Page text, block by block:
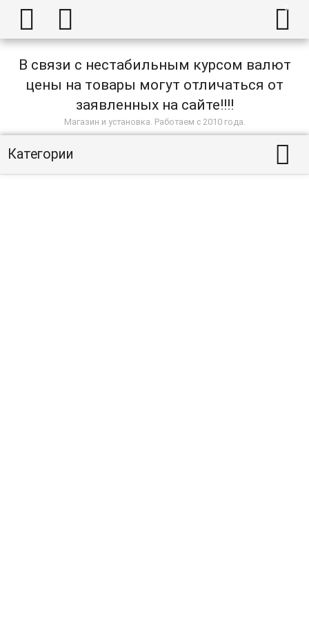
  
В связи с нестабильным курсом валют
цены на товары могут отличаться от
заявленных на сайте!!!!
Магазин и установка. Работаем с 2010 года.
Категории 